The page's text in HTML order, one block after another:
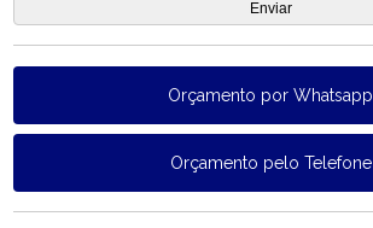
Orçamento por Whatsapp
Orçamento pelo Telefone